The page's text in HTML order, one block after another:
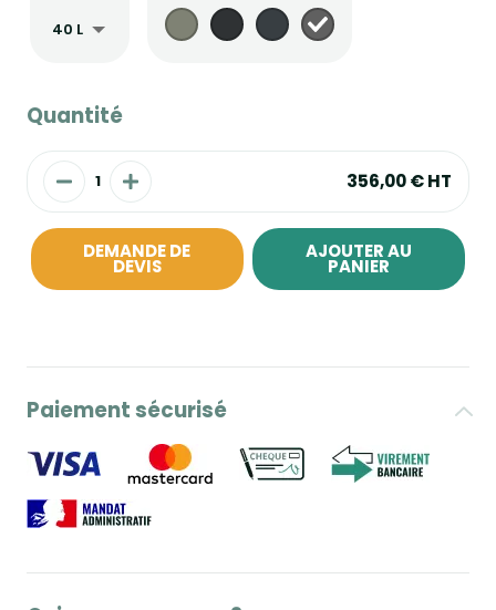
Quantité
356,00 €HT
DEMANDE DE
DEVIS
AJOUTER AU
PANIER
Paiement sécurisé